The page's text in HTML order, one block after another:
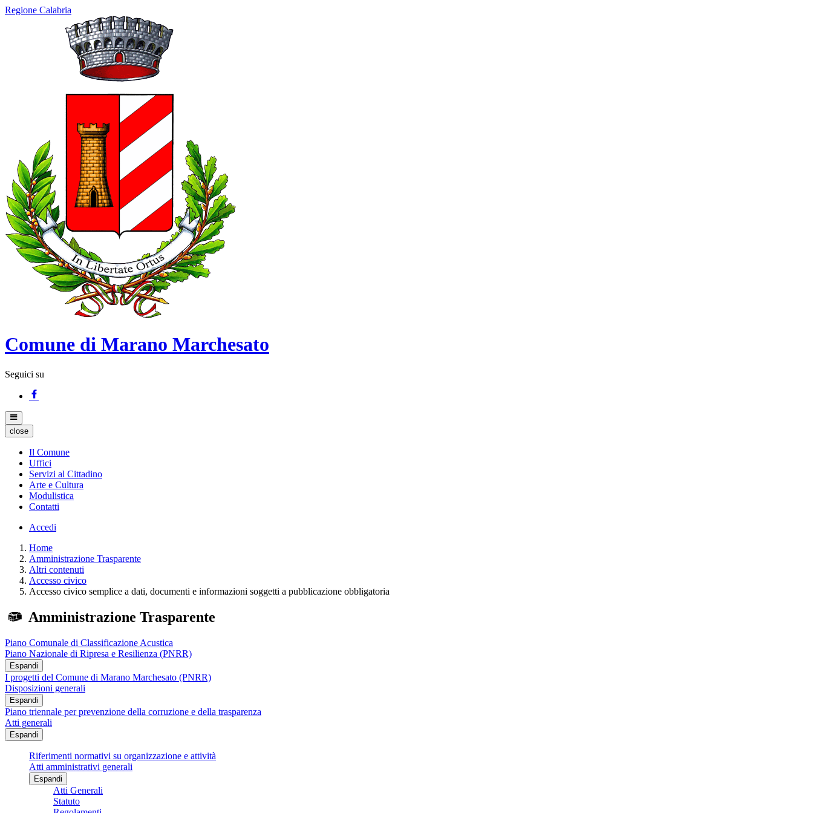
Regione Calabria
Comune di Marano Marchesato
Seguici su
close
Il Comune
Uffici
Servizi al Cittadino
Arte e Cultura
Modulistica
Contatti
Accedi
Home
Amministrazione Trasparente
Altri contenuti
Accesso civico
Accesso civico semplice a dati, documenti e informazioni soggetti a pubblicazione obbligatoria
Amministrazione Trasparente
Piano Comunale di Classificazione Acustica
Piano Nazionale di Ripresa e Resilienza (PNRR)
Espandi
I progetti del Comune di Marano Marchesato (PNRR)
Disposizioni generali
Espandi
Piano triennale per prevenzione della corruzione e della trasparenza
Atti generali
Espandi
Riferimenti normativi su organizzazione e attività
Atti amministrativi generali
Espandi
Atti Generali
Statuto